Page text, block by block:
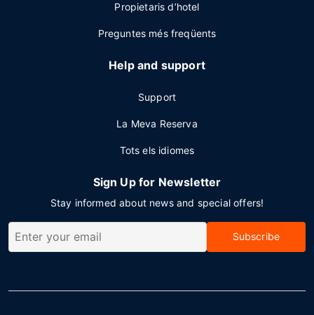
Propietaris d’hotel
Preguntes més freqüents
Help and support
Support
La Meva Reserva
Tots els idiomes
Sign Up for Newsletter
Stay informed about news and special offers!
Subscribe